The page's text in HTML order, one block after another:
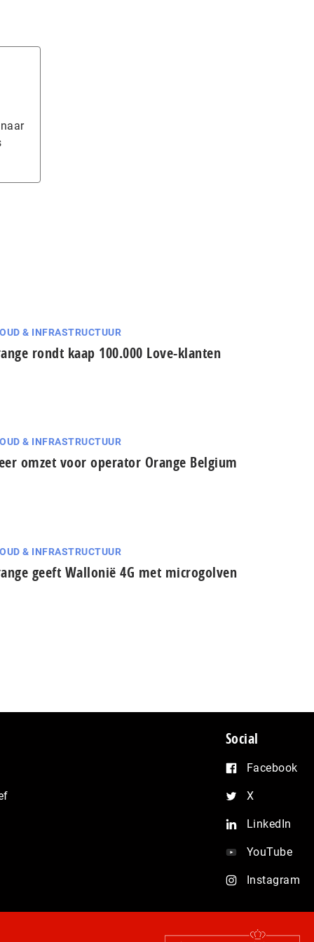
& INFRASTRUCTUUR
rondt kaap 100.000 Love-klanten
& INFRASTRUCTUUR
omzet voor operator Orange Belgium
& INFRASTRUCTUUR
geeft Wallonië 4G met microgolven
Social
Facebook
X
LinkedIn
YouTube
Instagram